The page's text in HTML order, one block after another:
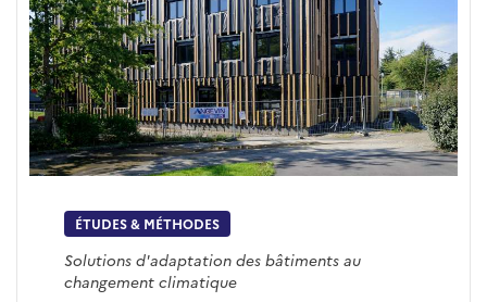
ÉTUDES & MÉTHODES
Solutions d'adaptation des bâtiments au
changement climatique